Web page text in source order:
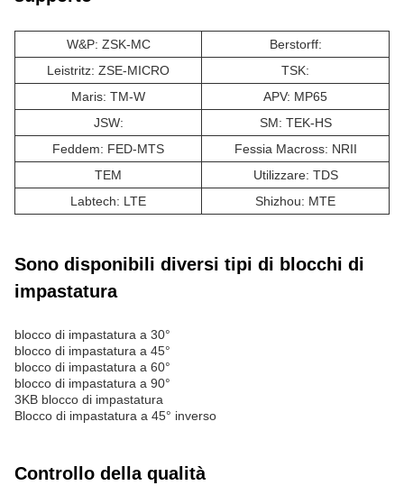
W&P: ZSK-MC
Berstorff:
Leistritz: ZSE-MICRO
TSK:
Maris: TM-W
APV: MP65
JSW:
SM: TEK-HS
Feddem: FED-MTS
Fessia Macross: NRII
TEM
Utilizzare: TDS
Labtech: LTE
Shizhou: MTE
Sono disponibili diversi tipi di blocchi di
impastatura
blocco di impastatura a 30°
blocco di impastatura a 45°
blocco di impastatura a 60°
blocco di impastatura a 90°
3KB blocco di impastatura
Blocco di impastatura a 45° inverso
Controllo della qualità